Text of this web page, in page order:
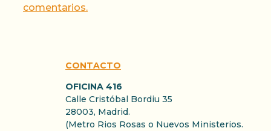
comentarios.
CONTACTO
OFICINA 416
Calle Cristóbal Bordiu 35
28003, Madrid.
(Metro Rios Rosas o Nuevos Ministerios.